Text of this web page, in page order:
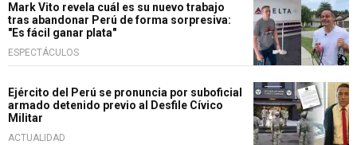
Mark Vito revela cuál es su nuevo trabajo
tras abandonar Perú de forma sorpresiva:
"Es fácil ganar plata"
ESPECTÁCULOS
Ejército del Perú se pronuncia por suboficial
armado detenido previo al Desfile Cívico
Militar
ACTUALIDAD